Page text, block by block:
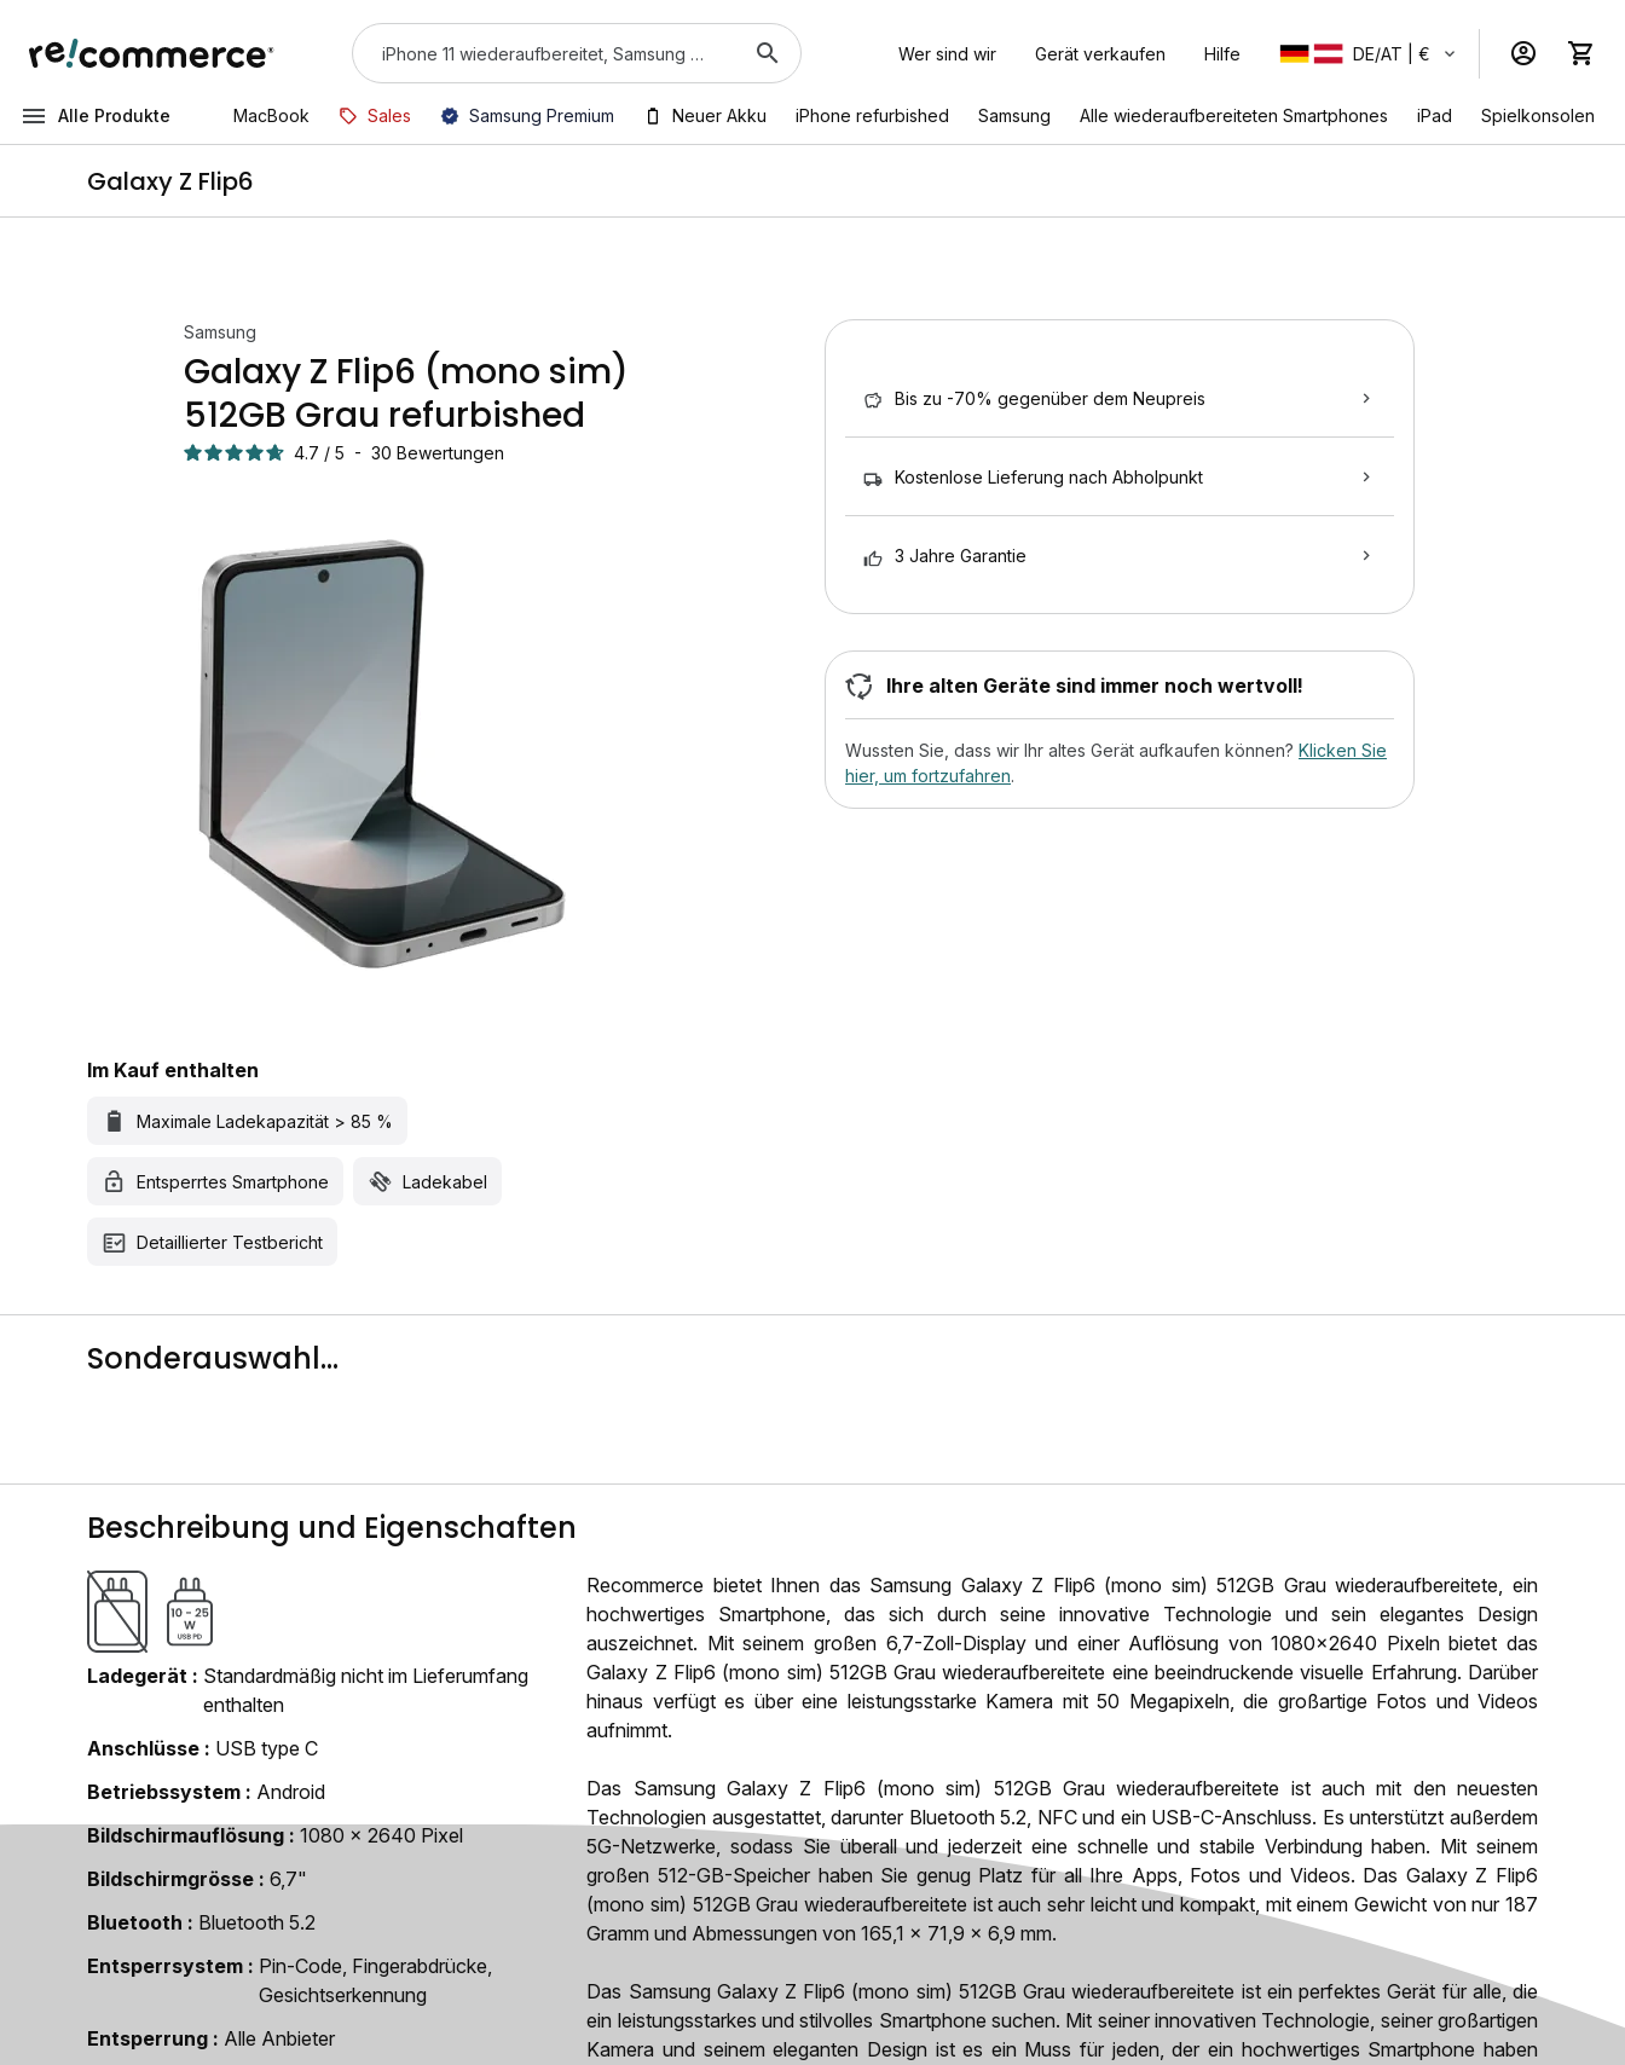
Wer sind wir Gerät verkaufen Hilfe DE/AT | €
Alle Produkte MacBook Sales Samsung Premium Neuer Akku iPhone refurbished Samsung Alle wiederaufbereiteten Smartphones iPad Spielkonsolen
Galaxy Z Flip6
Samsung
Galaxy Z Flip6 (mono sim)
512GB Grau refurbished
4.7 / 5 - 30 Bewertungen
Im Kauf enthalten
Maximale Ladekapazität > 85 %
Entsperrtes Smartphone Ladekabel
Detaillierter Testbericht
Bis zu -70% gegenüber dem Neupreis
Kostenlose Lieferung nach Abholpunkt
3 Jahre Garantie
Ihre alten Geräte sind immer noch wertvoll!
Wussten Sie, dass wir Ihr altes Gerät aufkaufen können? Klicken Sie
hier, um fortzufahren.
Sonderauswahl...
Beschreibung und Eigenschaften
Ladegerät
Standardmäßig nicht im Lieferumfang
enthalten
Anschlüsse
USB type C
Betriebssystem
Android
Bildschirmauflösung
1080 x 2640 Pixel
Bildschirmgrösse
6,7"
Bluetooth
Bluetooth 5.2
Entsperrsystem
Pin-Code, Fingerabdrücke,
Gesichtserkennung
Entsperrung
Alle Anbieter
Recommerce bietet Ihnen das Samsung Galaxy Z Flip6 (mono sim) 512GB Grau wiederaufbereitete, ein
hochwertiges Smartphone, das sich durch seine innovative Technologie und sein elegantes Design
auszeichnet. Mit seinem großen 6,7-Zoll-Display und einer Auflösung von 1080x2640 Pixeln bietet das
Galaxy Z Flip6 (mono sim) 512GB Grau wiederaufbereitete eine beeindruckende visuelle Erfahrung. Darüber
hinaus verfügt es über eine leistungsstarke Kamera mit 50 Megapixeln, die großartige Fotos und Videos
aufnimmt.
Das Samsung Galaxy Z Flip6 (mono sim) 512GB Grau wiederaufbereitete ist auch mit den neuesten
Technologien ausgestattet, darunter Bluetooth 5.2, NFC und ein USB-C-Anschluss. Es unterstützt außerdem
5G-Netzwerke, sodass Sie überall und jederzeit eine schnelle und stabile Verbindung haben. Mit seinem
großen 512-GB-Speicher haben Sie genug Platz für all Ihre Apps, Fotos und Videos. Das Galaxy Z Flip6
(mono sim) 512GB Grau wiederaufbereitete ist auch sehr leicht und kompakt, mit einem Gewicht von nur 187
Gramm und Abmessungen von 165,1 x 71,9 x 6,9 mm.
Das Samsung Galaxy Z Flip6 (mono sim) 512GB Grau wiederaufbereitete ist ein perfektes Gerät für alle, die
ein leistungsstarkes und stilvolles Smartphone suchen. Mit seiner innovativen Technologie, seiner großartigen
Kamera und seinem eleganten Design ist es ein Muss für jeden, der ein hochwertiges Smartphone haben